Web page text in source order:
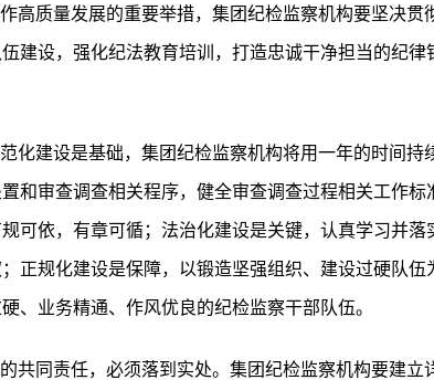
高质量发展的重要举措，集团纪检监察机构要坚决贯
建设，强化纪法教育培训，打造忠诚干净担当的纪律
化建设是基础，集团纪检监察机构将用一年的时间持
和审查调查相关程序，健全审查调查过程相关工作标
可依，有章可循；法治化建设是关键，认真学习并落
正规化建设是保障，以锻造坚强组织、建设过硬队伍
、业务精通、作风优良的纪检监察干部队伍。
共同责任，必须落到实处。集团纪检监察机构要建立